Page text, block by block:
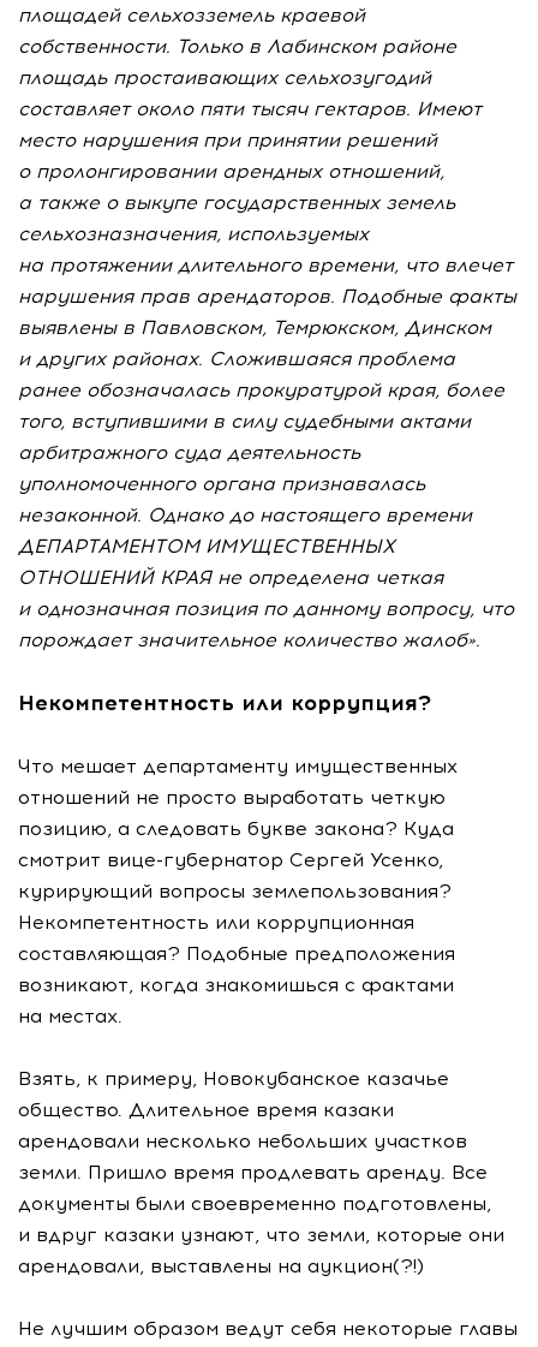
площадей сельхозземель краевой
собственности. Только в Лабинском районе
площадь простаивающих сельхозугодий
составляет около пяти тысяч гектаров. Имеют
место нарушения при принятии решений
о пролонгировании арендных отношений,
а также о выкупе государственных земель
сельхозназначения, используемых
на протяжении длительного времени, что влечет
нарушения прав арендаторов. Подобные факты
выявлены в Павловском, Темрюкском, Динском
и других районах. Сложившаяся проблема
ранее обозначалась прокуратурой края, более
того, вступившими в силу судебными актами
арбитражного суда деятельность
уполномоченного органа признавалась
незаконной. Однако до настоящего времени
ДЕПАРТАМЕНТОМ ИМУЩЕСТВЕННЫХ
ОТНОШЕНИЙ КРАЯ не определена четкая
и однозначная позиция по данному вопросу, что
порождает значительное количество жалоб».
Некомпетентность или коррупция?
Что мешает департаменту имущественных
отношений не просто выработать четкую
позицию, а следовать букве закона? Куда
смотрит вице-губернатор Сергей Усенко,
курирующий вопросы землепользования?
Некомпетентность или коррупционная
составляющая? Подобные предположения
возникают, когда знакомишься с фактами
на местах.
Взять, к примеру, Новокубанское казачье
общество. Длительное время казаки
арендовали несколько небольших участков
земли. Пришло время продлевать аренду. Все
документы были своевременно подготовлены,
и вдруг казаки узнают, что земли, которые они
арендовали, выставлены на аукцион(?!)
Не лучшим образом ведут себя некоторые главы